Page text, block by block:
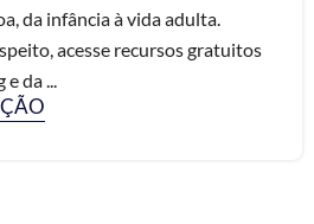
da infância à vida adulta.
acesse recursos gratuitos
da ...